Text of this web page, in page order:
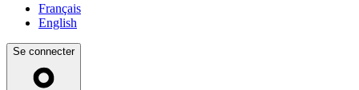
Français
English
Se connecter